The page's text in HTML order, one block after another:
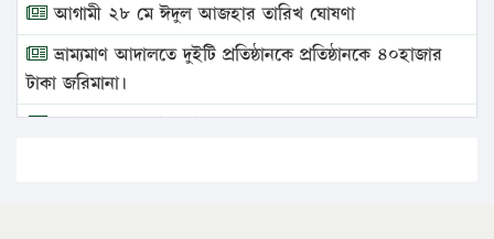
আগামী ২৮ মে ঈদুল আজহার তারিখ ঘোষণা
ভ্রাম্যমাণ আদালতে দুইটি প্রতিষ্ঠানকে প্রতিষ্ঠানকে ৪০হাজার
টাকা জরিমানা।
এবার লঞ্চের ভাড়া বাড়ল